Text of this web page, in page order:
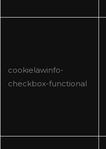
cookielawinfo-
checkbox-functional